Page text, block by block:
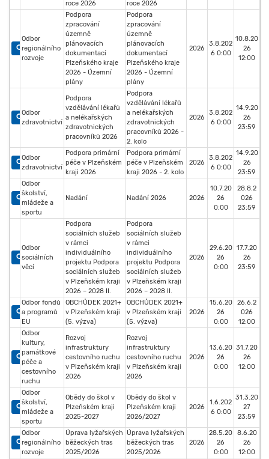
roce 2026
roce 2026
Odbor
regionálního
rozvoje
Podpora
zpracování
územně
plánovacích
dokumentací
Plzeňského kraje
2026 - Územní
plány
Podpora
zpracování
územně
plánovacích
dokumentací
Plzeňského kraje
2026 - Územní
plány
2026
3.8.202
6 0:00
10.8.20
26
12:00
Odbor
zdravotnictví
Podpora
vzdělávání lékařů
a nelékařských
zdravotnických
pracovníků 2026
Podpora
vzdělávání lékařů
a nelékařských
zdravotnických
pracovníků 2026 -
2. kolo
2026
3.8.202
6 0:00
14.9.20
26
23:59
Odbor
zdravotnictví
Podpora primární
péče v Plzeňském
kraji 2026
Podpora primární
péče v Plzeňském
kraji 2026 - 2. kolo
2026
3.8.202
6 0:00
14.9.20
26
23:59
Odbor
školství,
mládeže a
sportu
Nadání Nadání 2026 2026
10.7.20
26
0:00
28.8.2
026
23:59
Odbor
sociálních
věcí
Podpora
sociálních služeb
v rámci
individuálního
projektu Podpora
sociálních služeb
v Plzeňském kraji
2026 – 2028 II.
Podpora
sociálních služeb
v rámci
individuálního
projektu Podpora
sociálních služeb
v Plzeňském kraji
2026 – 2028 II.
2026
29.6.20
26
0:00
17.7.20
26
23:59
Odbor fondů
a programů
EU
OBCHŮDEK 2021+
v Plzeňském kraji
(5. výzva)
OBCHŮDEK 2021+
v Plzeňském kraji
(5. výzva)
2026
15.6.20
26
0:00
26.6.2
026
12:00
Odbor
kultury,
památkové
péče a
cestovního
ruchu
Rozvoj
infrastruktury
cestovního ruchu
v Plzeňském kraji
2026
Rozvoj
infrastruktury
cestovního ruchu
v Plzeňském kraji
2026
2026
13.6.20
26
0:00
31.7.20
26
12:00
Odbor
školství,
mládeže a
sportu
Obědy do škol v
Plzeňském kraji
2025-2027
Obědy do škol v
Plzeňském kraji
2026/2027
2026
1.6.202
6 0:00
31.3.20
27
23:59
Odbor
regionálního
rozvoje
Úprava lyžařských
běžeckých tras
2025/2026
Úprava lyžařských
běžeckých tras
2025/2026
2026
28.5.20
26
0:00
8.6.20
26
12:00